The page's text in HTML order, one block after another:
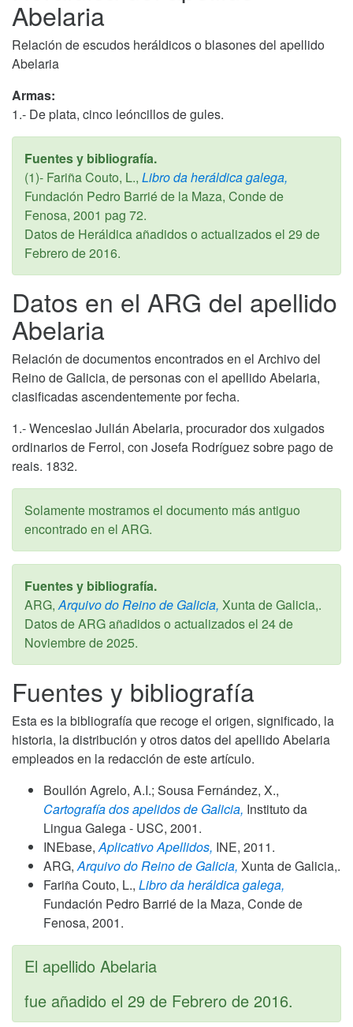
Abelaria
Relación de escudos heráldicos o blasones del apellido
Abelaria
Armas:
1.- De plata, cinco leóncillos de gules.
Fuentes y bibliografía.
(1)- Fariña Couto, L., Libro da heráldica galega,
Fundación Pedro Barrié de la Maza, Conde de
Fenosa, 2001 pag 72.
Datos de Heráldica añadidos o actualizados el 29 de
Febrero de 2016.
Datos en el ARG del apellido
Abelaria
Relación de documentos encontrados en el Archivo del
Reino de Galicia, de personas con el apellido Abelaria,
clasificadas ascendentemente por fecha.
1.- Wenceslao Julián Abelaria, procurador dos xulgados
ordinarios de Ferrol, con Josefa Rodríguez sobre pago de
reais. 1832.
Solamente mostramos el documento más antiguo
encontrado en el ARG.
Fuentes y bibliografía.
ARG,Arquivo do Reino de Galicia, Xunta de Galicia,.
Datos de ARG añadidos o actualizados el 24 de
Noviembre de 2025.
Fuentes y bibliografía
Esta es la bibliografía que recoge el origen, significado, la
historia, la distribución y otros datos del apellido Abelaria
empleados en la redacción de este artículo.
Boullón Agrelo, A.I.; Sousa Fernández, X.,
Cartografía dos apelidos de Galicia, Instituto da
Lingua Galega - USC, 2001.
INEbase,Aplicativo Apellidos, INE, 2011.
ARG,Arquivo do Reino de Galicia, Xunta de Galicia,.
Fariña Couto, L., Libro da heráldica galega,
Fundación Pedro Barrié de la Maza, Conde de
Fenosa, 2001.
El apellido Abelaria
fue añadido el 29 de Febrero de 2016.